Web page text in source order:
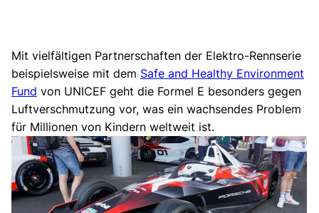
Mit vielfältigen Partnerschaften der Elektro-Rennserie
beispielsweise mit dem Safe and Healthy Environment
Fund von UNICEF geht die Formel E besonders gegen
Luftverschmutzung vor, was ein wachsendes Problem
für Millionen von Kindern weltweit ist.